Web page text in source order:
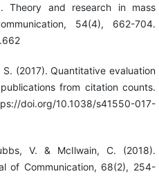
Theory and research in mass
54(4), 662-704.
(2017). Quantitative evaluation
from citation counts.
doi.org/10.1038/s41550-017-
V. & McIlwain, C. (2018).
of Communication, 68(2), 254-